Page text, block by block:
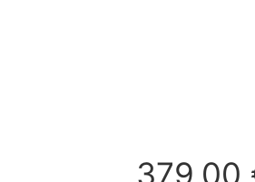
379,00